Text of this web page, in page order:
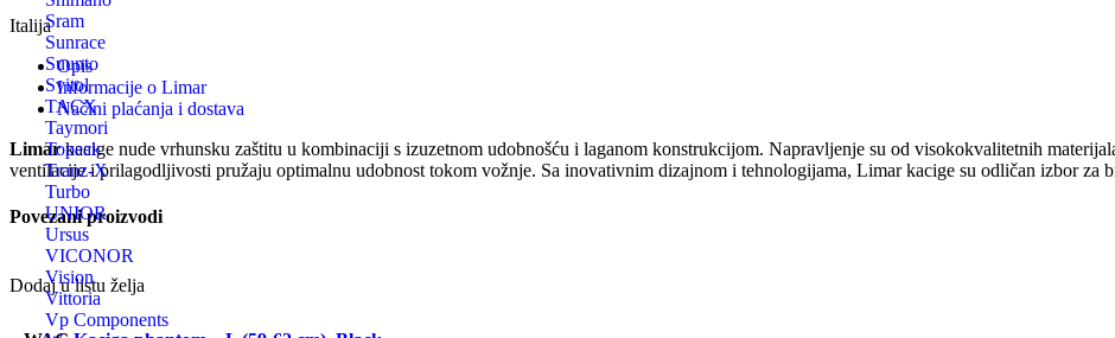
Sram
Sunrace
Suunto
Svitol
TACX
Taymori
Topeak
Tranz-X
Turbo
UNIOR
Ursus
VICONOR
Vision
Vittoria
Vp Components
Italija
Opis
Informacije o Limar
Načini plaćanja i dostava
Limarkacige nude vrhunsku zaštitu u kombinaciji s izuzetnom udobnošću i laganom konstrukcijom. Napravljenje su od visokokvalitetnih
ventilacije i prilagodljivosti pružaju optimalnu udobnost tokom vožnje. Sa inovativnim dizajnom i tehnologijama, Limar kacige su odličan izbor za
Povezani proizvodi
Dodaj u listu želja